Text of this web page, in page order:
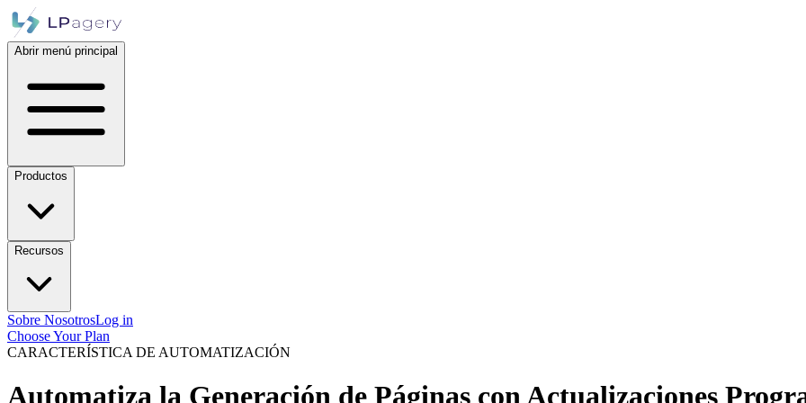
Abrir menú principal
Productos
Recursos
Sobre NosotrosLog in
Choose Your Plan
CARACTERÍSTICA DE AUTOMATIZACIÓN
Automatiza la Generación de Páginas con Actualizaciones